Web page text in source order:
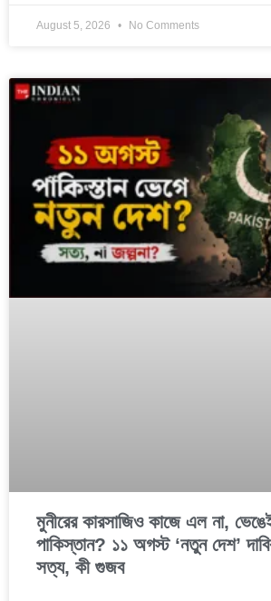
August 5, 2026 No Comments
মুনীরের কারসাজিও কাজে এল না,
পাকিস্তান? ১১ অগস্ট ‘নতুন দেশ’
সত্য, কী গুজব